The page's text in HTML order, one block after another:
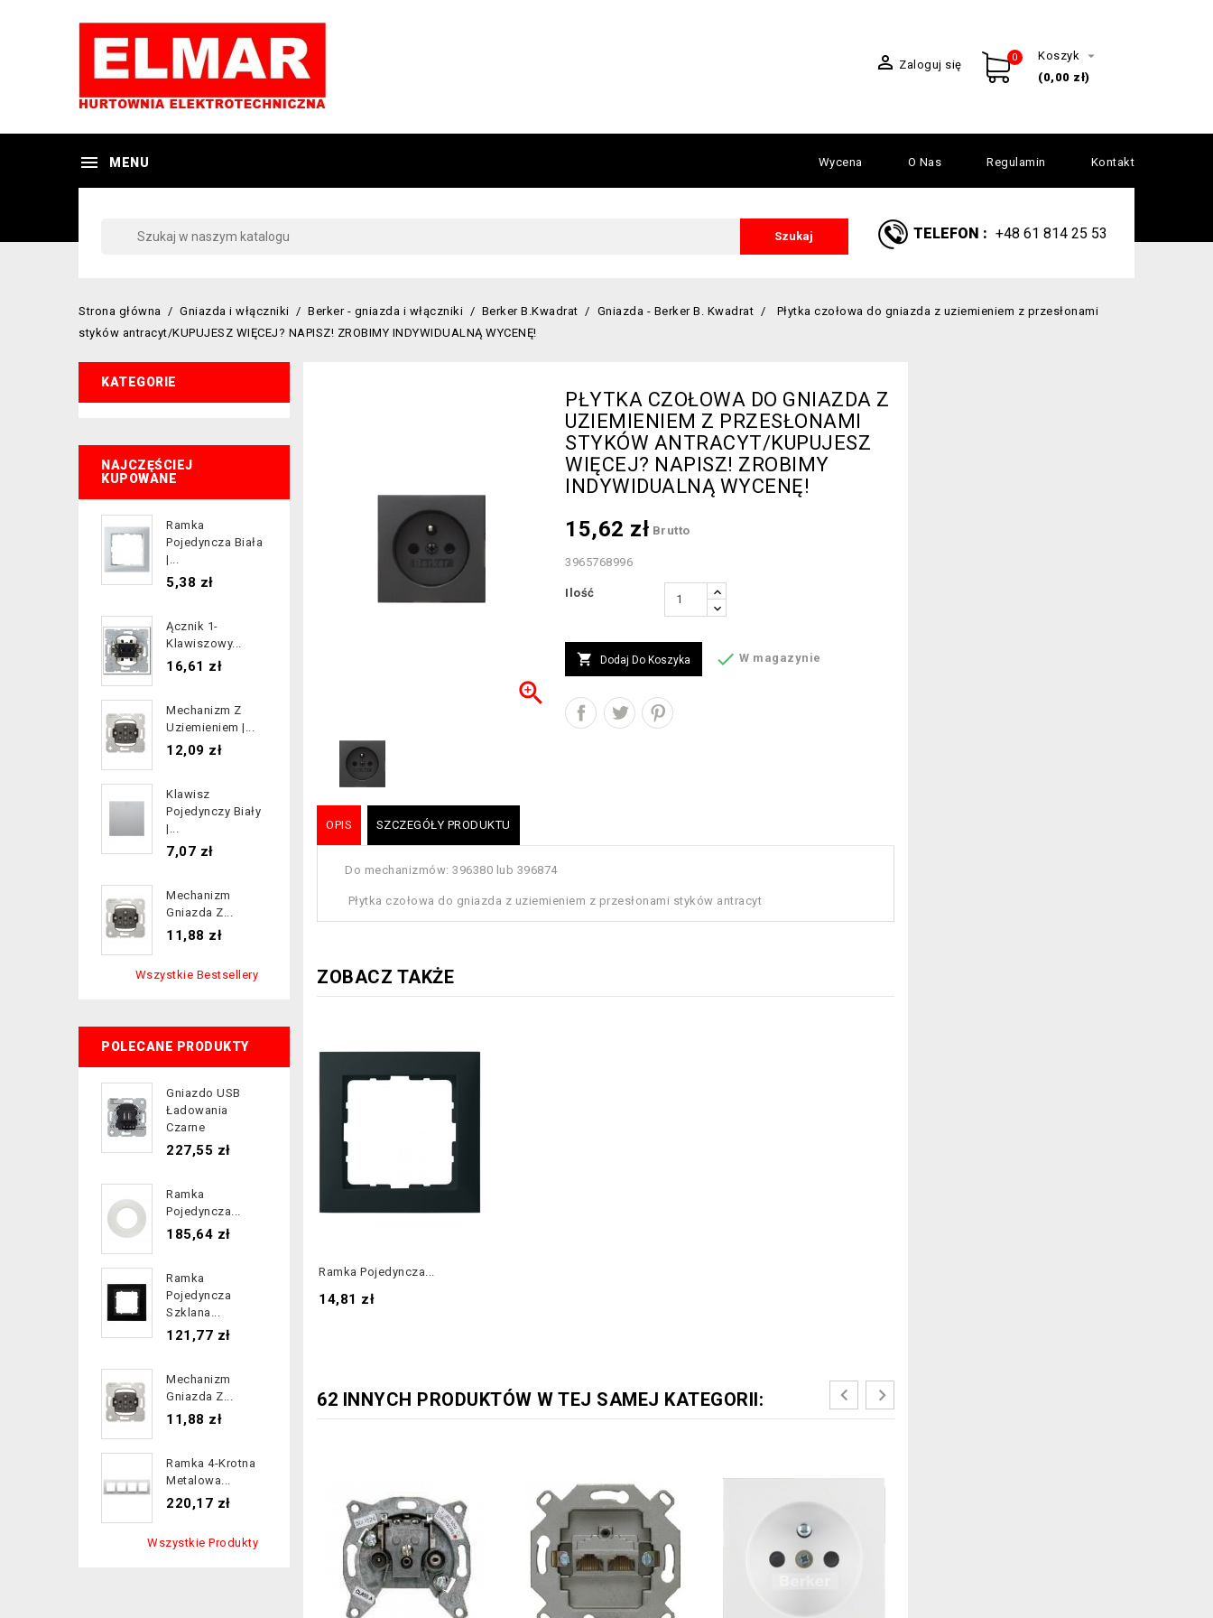
 Zaloguj się
0 Koszyk 
(0,00 zł)
Wycena O Nas Regulamin Kontakt
 MENU
Szukaj TELEFON : +48 61 814 25 53
Strona główna Gniazda i włączniki Berker - gniazda i włączniki Berker B.Kwadrat Gniazda - Berker B. Kwadrat
Płytka czołowa do gniazda z uziemieniem z przesłonami
styków antracyt/KUPUJESZ WIĘCEJ? NAPISZ! ZROBIMY INDYWIDUALNĄ WYCENĘ!
KATEGORIE
NAJCZĘŚCIEJ
KUPOWANE
Ramka
Pojedyncza Biała
|...
Cena
5,38 zł
Ącznik 1-
Klawiszowy...
Cena
16,61 zł
Mechanizm Z
Uziemieniem |...
Cena
12,09 zł
Klawisz
Pojedynczy Biały
|...
Cena
7,07 zł
Mechanizm
Gniazda Z...
Cena
11,88 zł
Wszystkie Bestsellery
POLECANE PRODUKTY
Gniazdo USB
Ładowania
Czarne
Cena
227,55 zł
Ramka
Pojedyncza...
Cena
185,64 zł
Ramka
Pojedyncza
Szklana...
Cena
121,77 zł
Mechanizm
Gniazda Z...
Cena
11,88 zł
Ramka 4-Krotna
Metalowa...
Cena
220,17 zł
Wszystkie Produkty

PŁYTKA CZOŁOWA DO GNIAZDA Z
UZIEMIENIEM Z PRZESŁONAMI
STYKÓW ANTRACYT/KUPUJESZ
WIĘCEJ? NAPISZ! ZROBIMY
INDYWIDUALNĄ WYCENĘ!
15,62 zł Brutto
3965768996
Ilość
 Dodaj Do Koszyka  W magazynie
OPIS SZCZEGÓŁY PRODUKTU
Do mechanizmów: 396380 lub 396874
Płytka czołowa do gniazda z uziemieniem z przesłonami styków antracyt
ZOBACZ TAKŻE
Ramka Pojedyncza...
Cena
14,81 zł
62 INNYCH PRODUKTÓW W TEJ SAMEJ KATEGORII: